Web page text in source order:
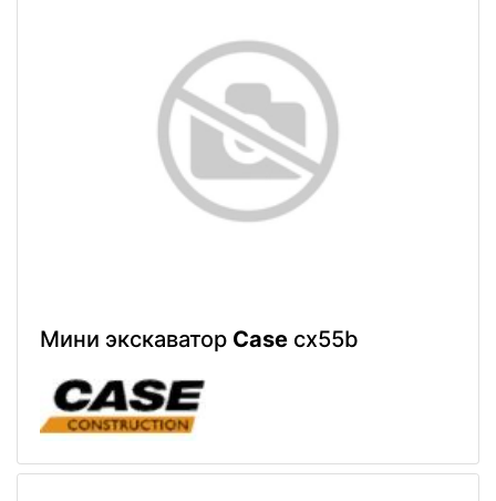
Мини экскаватор Case cx55b